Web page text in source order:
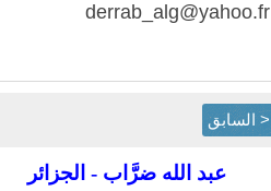
derrab_alg@yahoo.fr
< السابق
عبد الله ضرَّاب - الجزائر